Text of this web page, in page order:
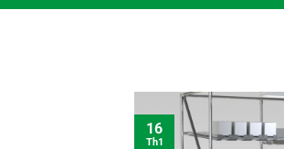
16
Th1